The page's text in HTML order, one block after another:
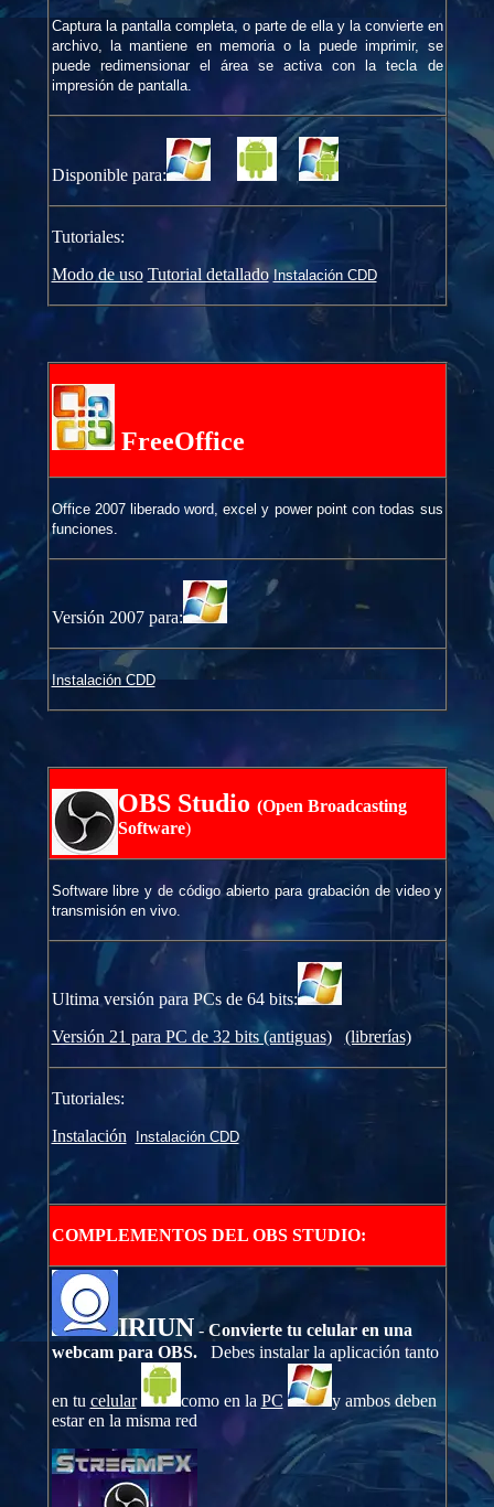
Captura la pantalla completa, o parte de ella y la convierte en
archivo, la mantiene en memoria o la puede imprimir, se
puede redimensionar el área se activa con la tecla de
impresión de pantalla.
Disponible para:
Tutoriales:
Modo de uso Tutorial detallado Instalación CDD
FreeOffice
Office 2007 liberado word, excel y power point con todas sus
funciones.
Versión 2007 para:
Instalación CDD
OBS Studio (Open Broadcasting
Software)
Software libre y de código abierto para grabación de video y
transmisión en vivo.
Ultima versión para PCs de 64 bits:
Versión 21 para PC de 32 bits (antiguas) (librerías)
Tutoriales:
Instalación
Instalación CDD
COMPLEMENTOS DEL OBS STUDIO:
IRIUN - Convierte tu celular en una
webcam para OBS.
Debes instalar la aplicación tanto
en tu celular como en la PC
y ambos deben
estar en la misma red